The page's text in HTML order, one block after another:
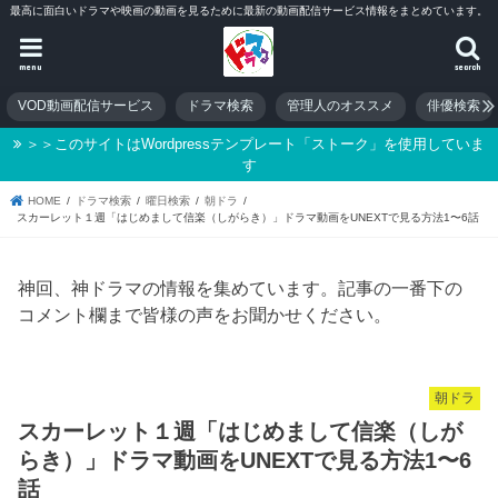
最高に面白いドラマや映画の動画を見るために最新の動画配信サービス情報をまとめています。
search
menu
VOD動画配信サービス ドラマ検索 管理人のオススメ 俳優検索
＞＞このサイトはWordpressテンプレート「ストーク」を使用していま
す
HOME ドラマ検索 曜日検索
朝ドラ
スカーレット１週「はじめまして信楽（しがらき）」ドラマ動画をUNEXTで見る方法1〜6話
神回、神ドラマの情報を集めています。記事の一番下の
コメント欄まで皆様の声をお聞かせください。
朝ドラ
スカーレット１週「はじめまして信楽（しが
らき）」ドラマ動画をUNEXTで見る方法1〜6
話